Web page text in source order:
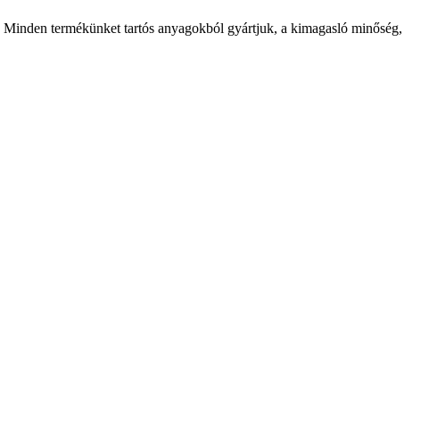
termékünket tartós anyagokból gyártjuk, a kimagasló minőség,